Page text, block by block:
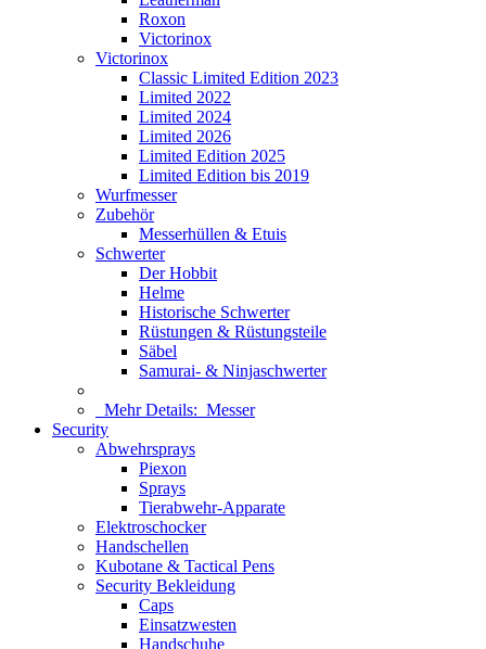
Roxon
Victorinox
Victorinox
Classic Limited Edition 2023
Limited 2022
Limited 2024
Limited 2026
Limited Edition 2025
Limited Edition bis 2019
Wurfmesser
Zubehör
Messerhüllen & Etuis
Schwerter
Der Hobbit
Helme
Historische Schwerter
Rüstungen & Rüstungsteile
Säbel
Samurai- & Ninjaschwerter
Mehr Details: Messer
Security
Abwehrsprays
Piexon
Sprays
Tierabwehr-Apparate
Elektroschocker
Handschellen
Kubotane & Tactical Pens
Security Bekleidung
Caps
Einsatzwesten
Handschuhe